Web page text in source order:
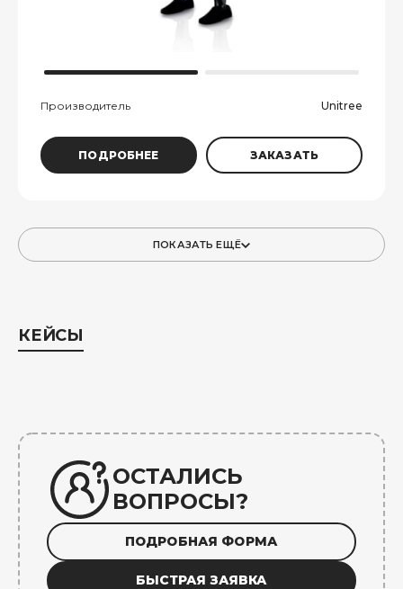
Производитель Unitree
ПОДРОБНЕЕ ЗАКАЗАТЬ
ПОКАЗАТЬ ЕЩЁ
КЕЙСЫ
ОСТАЛИСЬ
ВОПРОСЫ?
ПОДРОБНАЯ ФОРМА
БЫСТРАЯ ЗАЯВКА